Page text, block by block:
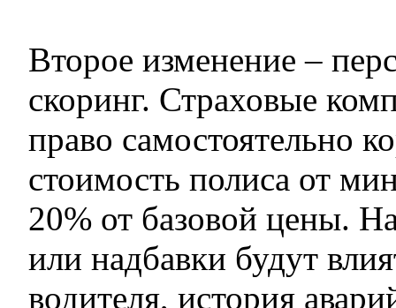
Второе изменение –
скоринг. Страховые
право самостоятельно
стоимость полиса от
20% от базовой цены.
или надбавки будут
водителя, история